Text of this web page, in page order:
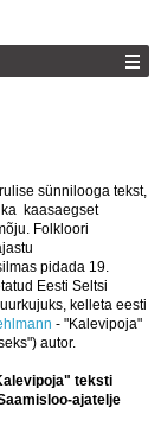
sünnilooga tekst,
kaasaegset
Folkloori
pidada 19.
Eesti Seltsi
kelleta eesti
- "Kalevipoja"
autor.
teksti
ajatelje